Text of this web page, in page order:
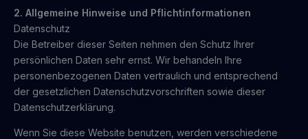
2. Allgemeine Hinweise und Pflichtinformationen
Datenschutz
Die Betreiber dieser Seiten nehmen den Schutz Ihrer
persönlichen Daten sehr ernst. Wir behandeln Ihre
personenbezogenen Daten vertraulich und entsprechend
der gesetzlichen Datenschutzvorschriften sowie dieser
Datenschutzerklärung.
Wenn Sie diese Website benutzen, werden verschiedene